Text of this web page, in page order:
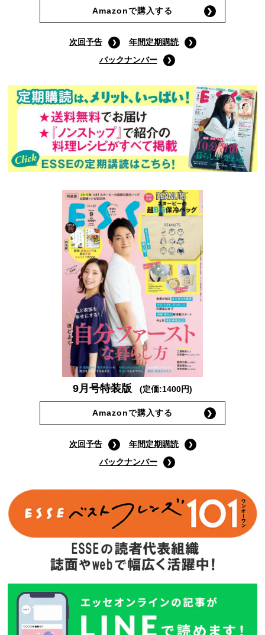
Amazonで購入する
次回予告
年間定期購読
バックナンバー
9月号特装版 (定価:1400円)
Amazonで購入する
次回予告
年間定期購読
バックナンバー